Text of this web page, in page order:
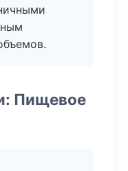
Пищевое